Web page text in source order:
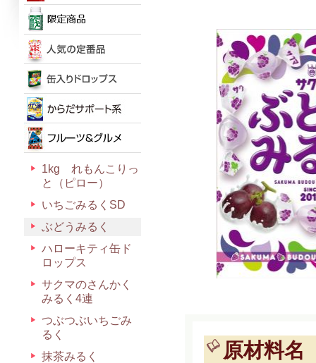
1kg れもんこりっ
と（ピロー）
いちごみるくSD
ぶどうみるく
ハローキティ缶ド
ロップス
サクマのさんかく
みるく4連
つぶつぶいちごみ
るく
抹茶みるく
原材料名